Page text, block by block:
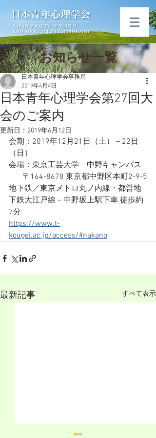
​お知ら​せ一覧
日本青年心理学会第27回大
会のご案内
日本青年心理学会事務局
2019年4月4日
更新日： 2019年6月12日
会期：2019年12月21日（土）～22日
（日）
会場：東京工芸大学　中野キャンパス
〒164-8678 東京都中野区本町2-9-5
地下鉄／東京メトロ丸ノ内線・都営地
下鉄大江戸線－中野坂上駅下車 徒歩約
7分
https://www.t-
kougei.ac.jp/access/#nakano
最新記事 すべて表示